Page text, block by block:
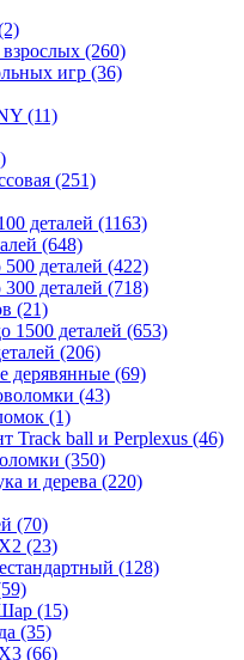
(260)
игр (36)
(11)
(251)
деталей (1163)
(648)
деталей (422)
деталей (718)
(21)
1500 деталей (653)
(206)
дерявянные (69)
(43)
(1)
Track ball и Perplexus (46)
(350)
и дерева (220)
(70)
(23)
(128)
(15)
(35)
(66)